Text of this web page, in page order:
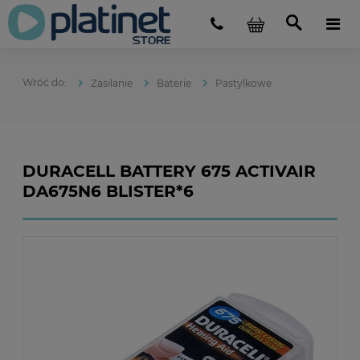
Zasilanie Baterie Pastylkowe
DURACELL BATTERY 675 ACTIVAIR
DA675N6 BLISTER*6